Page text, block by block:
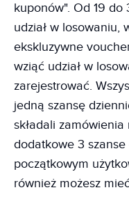
kuponów". Od 19
udział w losowaniu,
ekskluzywne
wziąć udział w
zarejestrować.
jedną szansę
składali
dodatkowe 3
początkowym
również możesz